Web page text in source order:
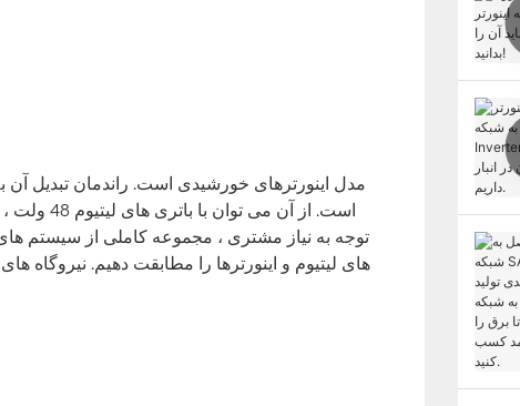
توجه به نیاز مشتری ، مجموعه کاملی از سیستم
های لیتیوم و اینورترها را مطابقت دهیم. نیروگاه